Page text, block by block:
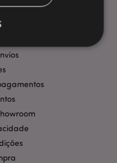
permitem
tais como login
sítio web não